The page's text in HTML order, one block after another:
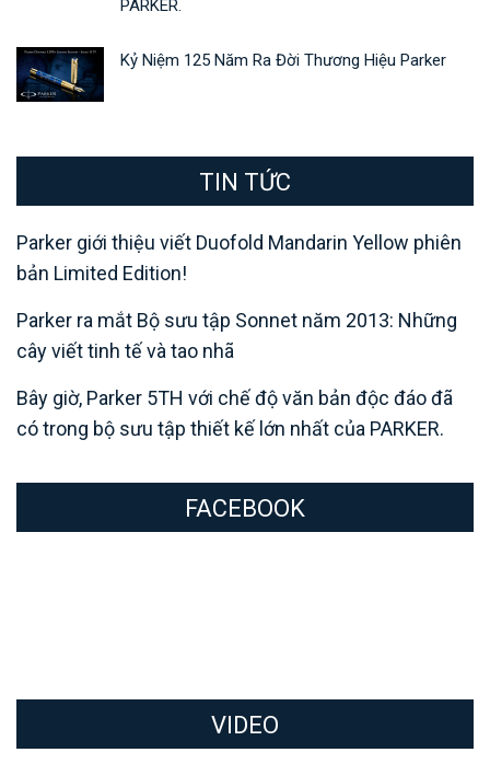
PARKER.
Kỷ Niệm 125 Năm Ra Đời Thương Hiệu Parker
TIN TỨC
Parker giới thiệu viết Duofold Mandarin Yellow phiên
bản Limited Edition!
Parker ra mắt Bộ sưu tập Sonnet năm 2013: Những
cây viết tinh tế và tao nhã
Bây giờ, Parker 5TH với chế độ văn bản độc đáo đã
có trong bộ sưu tập thiết kế lớn nhất của PARKER.
FACEBOOK
VIDEO